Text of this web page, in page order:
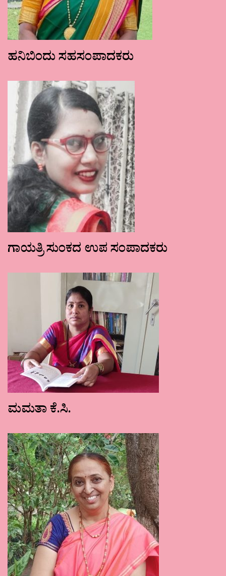
ಹನಿಬಿಂದು ಸಹಸಂಪಾದಕರು
ಗಾಯತ್ರಿ ಸುಂಕದ ಉಪ ಸಂಪಾದಕರು
ಮಮತಾ ಕೆ.ಸಿ.